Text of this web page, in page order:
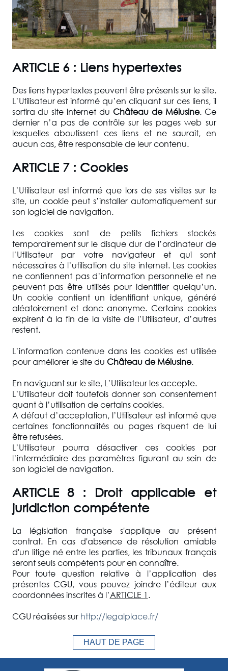
ARTICLE 6 : Liens hypertextes
Des liens hypertextes peuvent être présents sur le site.
L’Utilisateur est informé qu’en cliquant sur ces liens, il
sortira du site internet du Château de Mélusine. Ce
dernier n’a pas de contrôle sur les pages web sur
lesquelles aboutissent ces liens et ne saurait, en
aucun cas, être responsable de leur contenu.
ARTICLE 7 : Cookies
L’Utilisateur est informé que lors de ses visites sur le
site, un cookie peut s’installer automatiquement sur
son logiciel de navigation.
Les cookies sont de petits fichiers stockés
temporairement sur le disque dur de l’ordinateur de
l’Utilisateur par votre navigateur et qui sont
nécessaires à l’utilisation du site internet. Les cookies
ne contiennent pas d’information personnelle et ne
peuvent pas être utilisés pour identifier quelqu’un.
Un cookie contient un identifiant unique, généré
aléatoirement et donc anonyme. Certains cookies
expirent à la fin de la visite de l’Utilisateur, d’autres
restent.
L’information contenue dans les cookies est utilisée
pour améliorer le site du Château de Mélusine.
En naviguant sur le site, L’Utilisateur les accepte.
L’Utilisateur doit toutefois donner son consentement
quant à l’utilisation de certains cookies.
A défaut d’acceptation, l’Utilisateur est informé que
certaines fonctionnalités ou pages risquent de lui
être refusées.
L’Utilisateur pourra désactiver ces cookies par
l’intermédiaire des paramètres figurant au sein de
son logiciel de navigation.
ARTICLE 8 : Droit applicable et
juridiction compétente
La législation française s'applique au présent
contrat. En cas d'absence de résolution amiable
d'un litige né entre les parties, les tribunaux français
seront seuls compétents pour en connaître.
Pour toute question relative à l’application des
présentes CGU, vous pouvez joindre l’éditeur aux
coordonnées inscrites à l’ARTICLE 1.
CGU réalisées sur http://legalplace.fr/
HAUT DE PAGE